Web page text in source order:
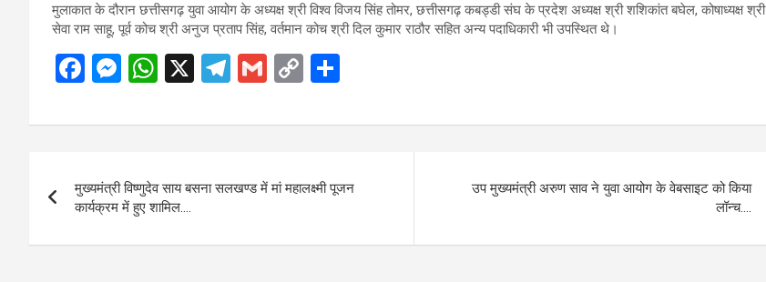
मुलाकात के दौरान छत्तीसगढ़ युवा आयोग के अध्यक्ष श्री विश्व विजय सिंह तोमर, छत्तीसगढ़ कबड्डी संघ के प्रदेश अध्यक्ष श्री शशिकांत बघेल, कोषाध्यक्ष श्री
सेवा राम साहू, पूर्व कोच श्री अनुज प्रताप सिंह, वर्तमान कोच श्री दिल कुमार राठौर सहित अन्य पदाधिकारी भी उपस्थित थे।
F
ce
o
o
k
M
se
g
er
W
at
A
p
p
X
T
e
a
G
ail
C
py
n
ar
navigation
मुख्यमंत्री विष्णुदेव साय बसना सलखण्ड में मां महालक्ष्मी पूजन
कार्यक्रम में हुए शामिल….
उप मुख्यमंत्री अरुण साव ने युवा आयोग के वेबसाइट को किया
लॉन्च….